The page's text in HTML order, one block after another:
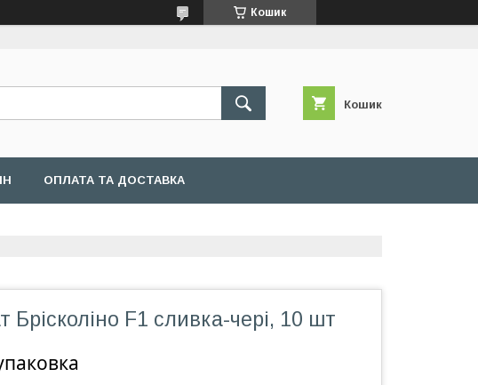
Кошик
Кошик
ОПЛАТА ТА ДОСТАВКА
Брісколіно F1 сливка-чері, 10 шт